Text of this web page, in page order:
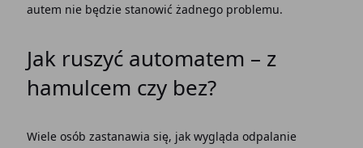
autem nie będzie stanowić żadnego problemu.
Jak ruszyć automatem – z
hamulcem czy bez?
Wiele osób zastanawia się, jak wygląda odpalanie